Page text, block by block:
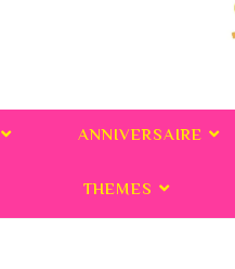
ANNIVERSAIRE
THEMES